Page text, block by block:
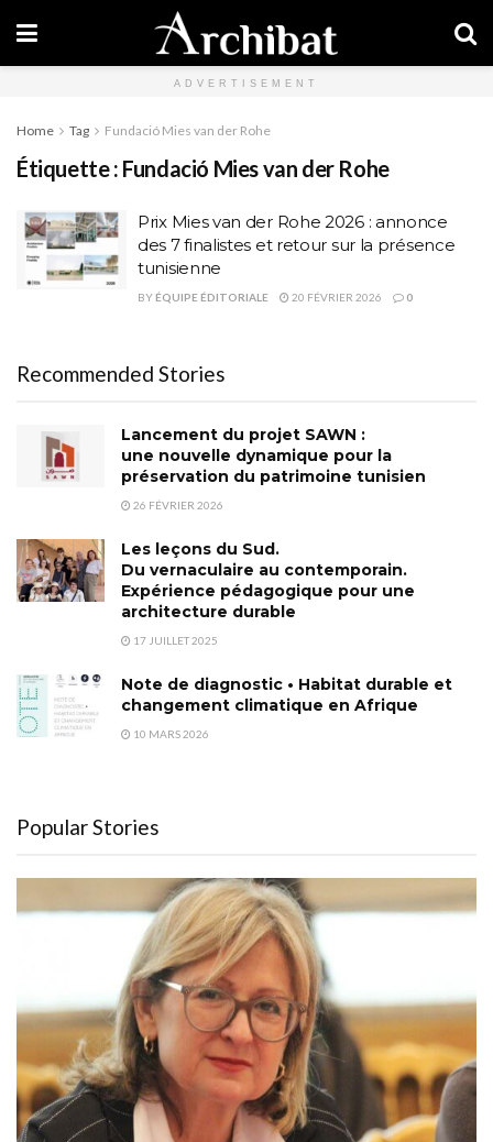
ADVERTISEMENT
Home Tag Fundació Mies van der Rohe
Étiquette : Fundació Mies van der Rohe
Prix Mies van der Rohe 2026 : annonce
des 7 finalistes et retour sur la présence
tunisienne
BY ÉQUIPE ÉDITORIALE 20 FÉVRIER 2026 0
Recommended Stories
Lancement du projet SAWN :
une nouvelle dynamique pour la
préservation du patrimoine tunisien
26 FÉVRIER 2026
Les leçons du Sud.
Du vernaculaire au contemporain.
Expérience pédagogique pour une
architecture durable
17 JUILLET 2025
Note de diagnostic • Habitat durable et
changement climatique en Afrique
10 MARS 2026
Popular Stories